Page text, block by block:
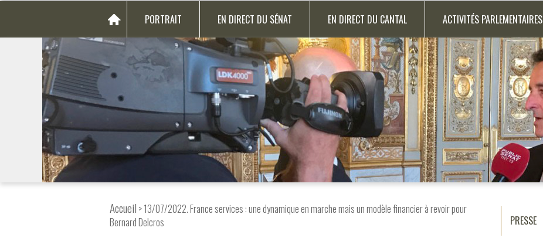
PORTRAIT EN DIRECT DU SÉNAT EN DIRECT DU CANTAL ACTIVITÉS PARLEMENTAIRES
Accueil > 13/07/2022. France services : une dynamique en marche mais un modèle financier à revoir pour
Bernard Delcros
PRESSE